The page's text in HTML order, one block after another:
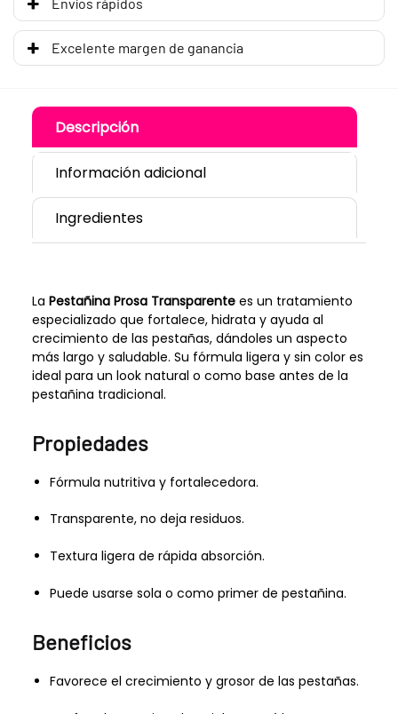
Excelente margen de ganancia
Descripción
Información adicional
Ingredientes
La Pestañina Prosa Transparentees un tratamiento
especializado que fortalece, hidrata y ayuda al
crecimiento de las pestañas, dándoles un aspecto
más largo y saludable. Su fórmula ligera y sin color es
ideal para un look natural o como base antes de la
pestañina tradicional.
Propiedades
Fórmula nutritiva y fortalecedora.
Transparente, no deja residuos.
Textura ligera de rápida absorción.
Puede usarse sola o como primer de pestañina.
Beneficios
Favorece el crecimiento y grosor de las pestañas.